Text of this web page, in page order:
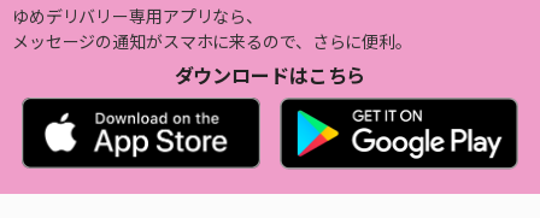
ゆめデリバリー専用アプリなら、
メッセージの通知がスマホに来るので、さらに便利。
ダウンロードはこちら